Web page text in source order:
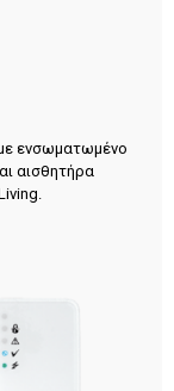
ενσωματωμένο
αισθητήρα